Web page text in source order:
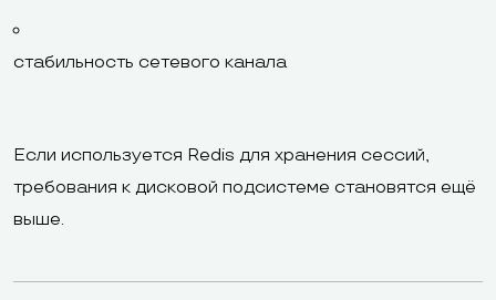
стабильность сетевого канала
Если используется Redis для хранения сессий,
требования к дисковой подсистеме становятся ещё
выше.